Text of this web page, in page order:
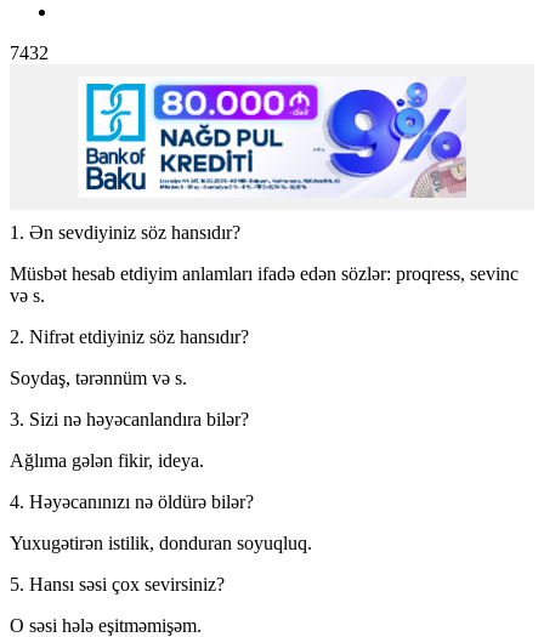
7432
1. Ən sevdiyiniz söz hansıdır?
Müsbət hesab etdiyim anlamları ifadə edən sözlər: proqress, sevinc
və s.
2. Nifrət etdiyiniz söz hansıdır?
Soydaş, tərənnüm və s.
3. Sizi nə həyəcanlandıra bilər?
Ağlıma gələn fikir, ideya.
4. Həyəcanınızı nə öldürə bilər?
Yuxugətirən istilik, donduran soyuqluq.
5. Hansı səsi çox sevirsiniz?
O səsi hələ eşitməmişəm.